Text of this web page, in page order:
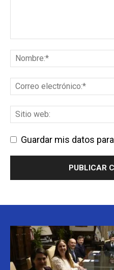
Guardar mis datos